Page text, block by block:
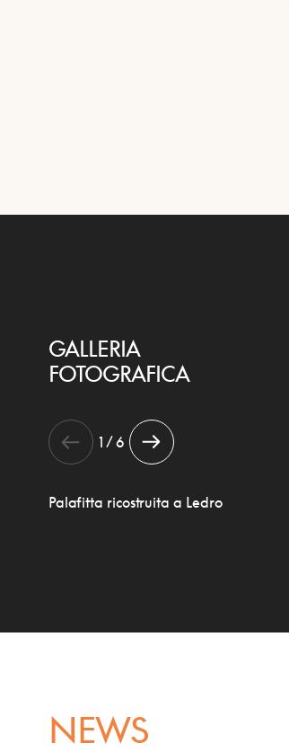
GALLERIA
FOTOGRAFICA
1 / 6
Palafitta ricostruita a Ledro
NEWS